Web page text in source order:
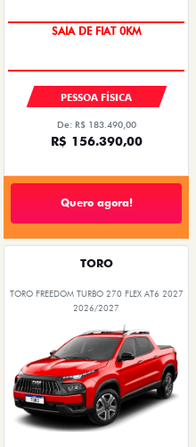
PESSOA FÍSICA
De: R$ 183.490,00
R$ 156.390,00
Quero agora!
TORO
TORO FREEDOM TURBO 270 FLEX AT6 2027
2026/2027